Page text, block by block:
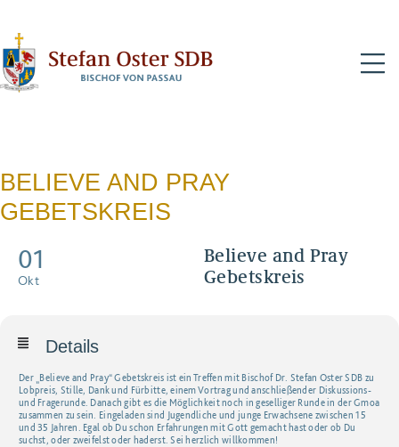
BELIEVE AND PRAY
GEBETSKREIS
01
Okt
Believe and Pray
Gebetskreis
Details
Der „Believe and Pray“ Gebetskreis ist ein Treffen mit Bischof Dr. Stefan Oster SDB zu
Lobpreis, Stille, Dank und Fürbitte, einem Vortrag und anschließender Diskussions-
und Fragerunde. Danach gibt es die Möglichkeit noch in geselliger Runde in der Gmoa
zusammen zu sein. Eingeladen sind Jugendliche und junge Erwachsene zwischen 15
und 35 Jahren. Egal ob Du schon Erfahrungen mit Gott gemacht hast oder ob Du
suchst, oder zweifelst oder haderst. Sei herzlich willkommen!